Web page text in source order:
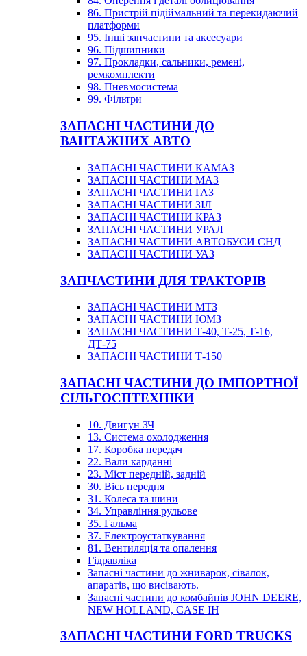
86. Пристрій підіймальний та перекидаючий
платформи
95. Інші запчастини та аксесуари
96. Підшипники
97. Прокладки, сальники, ремені,
ремкомплекти
98. Пневмосистема
99. Фільтри
ЗАПАСНІ ЧАСТИНИ ДО
ВАНТАЖНИХ АВТО
ЗАПАСНІ ЧАСТИНИ КАМАЗ
ЗАПАСНІ ЧАСТИНИ МАЗ
ЗАПАСНІ ЧАСТИНИ ГАЗ
ЗАПАСНІ ЧАСТИНИ ЗІЛ
ЗАПАСНІ ЧАСТИНИ КРАЗ
ЗАПАСНІ ЧАСТИНИ УРАЛ
ЗАПАСНІ ЧАСТИНИ АВТОБУСИ СНД
ЗАПАСНІ ЧАСТИНИ УАЗ
ЗАПЧАСТИНИ ДЛЯ ТРАКТОРІВ
ЗАПАСНІ ЧАСТИНИ МТЗ
ЗАПАСНІ ЧАСТИНИ ЮМЗ
ЗАПАСНІ ЧАСТИНИ Т-40, Т-25, Т-16,
ДТ-75
ЗАПАСНІ ЧАСТИНИ Т-150
ЗАПАСНІ ЧАСТИНИ ДО ІМПОРТНОЇ
СІЛЬГОСПТЕХНІКИ
10. Двигун ЗЧ
13. Система охолодження
17. Коробка передач
22. Вали карданні
23. Міст передній, задній
30. Вісь передня
31. Колеса та шини
34. Управління рульове
35. Гальма
37. Електроустаткування
81. Вентиляція та опалення
Гідравліка
Запасні частини до жниварок, сівалок,
апаратів, що висівають.
Запасні частини до комбайнів JOHN DEERE,
NEW HOLLAND, CASE IH
ЗАПАСНІ ЧАСТИНИ FORD TRUCKS